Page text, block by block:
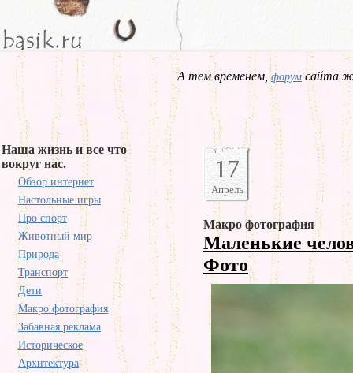
А тем временем,форум сайта
Наша жизнь и все что
вокруг нас.
Обзор интернет
Настольные игры
Про спорт
Животный мир
Природа
Транспорт
Дети
Макро фотография
Забавная реклама
Историческое
Архитектура
17
Апрель
Макро фотография
Маленькие
Фото